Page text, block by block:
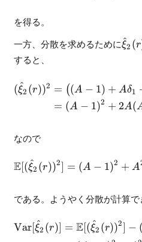
を得る。
一方、分散を求めるためにξ
^2 (r
すると、
(ξ
^2 (r))2 = ((A − 1) + Aδ1
= (A − 1)2 + 2A(
なので
E[(ξ
^2 (r))2] = (A − 1)2 + A
である。ようやく分散が計算で
Var[ξ
^2 (r)] = E[(ξ
^2 (r))2] −